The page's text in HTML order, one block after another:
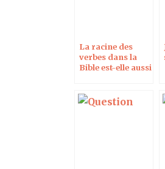
La racine des
verbes dans la
Bible est-elle aussi